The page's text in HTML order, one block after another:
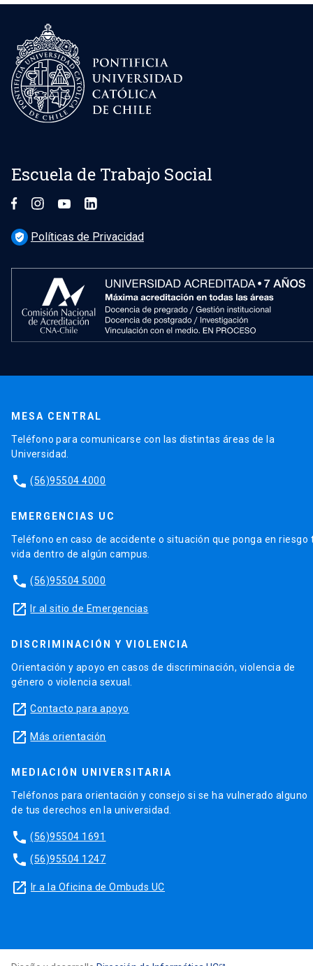
Escuela de Trabajo Social
verified_user Políticas de Privacidad
MESA CENTRAL
Teléfono para comunicarse con las distintas áreas de la
Universidad.
phone (56)95504 4000
EMERGENCIAS UC
Teléfono en caso de accidente o situación que ponga en riesgo
vida dentro de algún campus.
phone (56)95504 5000
launch Ir al sitio de Emergencias
DISCRIMINACIÓN Y VIOLENCIA
Orientación y apoyo en casos de discriminación, violencia de
género o violencia sexual.
launch Contacto para apoyo
launch Más orientación
MEDIACIÓN UNIVERSITARIA
Teléfonos para orientación y consejo si se ha vulnerado alguno
de tus derechos en la universidad.
phone (56)95504 1691
phone (56)95504 1247
launch Ir a la Oficina de Ombuds UC